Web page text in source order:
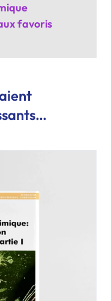
favoris